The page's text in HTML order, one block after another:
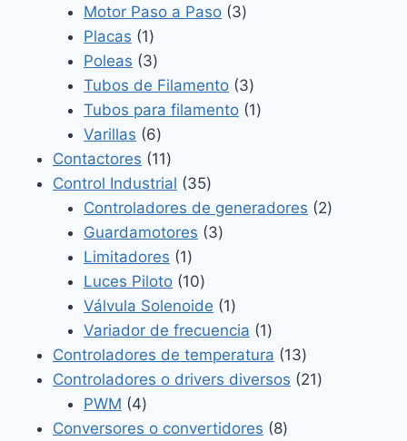
productos
Motor Paso a Paso 33
Placas 11
producto
Poleas 33
productos
Tubos de Filamento 33
productos
Tubos para filamento 11
Varillas 66
productos
Contactores 1111
productos
Control Industrial 3535
productos
Controladores de generadores 22
Guardamotores 33
Limitadores 11
producto
Luces Piloto 1010
productos
Válvula Solenoide 11
producto
Variador de frecuencia 11
producto
Controladores de temperatura 1313
productos
Controladores o drivers diversos 2121
PWM 44
productos
Conversores o convertidores 88